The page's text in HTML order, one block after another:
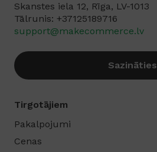
Skanstes iela 12, Rīga, LV-1013
Tālrunis: +37125189716‬
support@makecommerce.lv
Sazināties
Tirgotājiem
Pakalpojumi
Cenas